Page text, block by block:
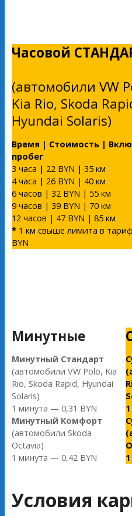
Часовой
(автомобили VW
Kia Rio, Skoda
Hyundai Solaris)
Время | Стоимость |
пробег
3 часа | 22 BYN | 35 км
4 часа | 26 BYN | 40 км
6 часов | 32 BYN | 55 км
9 часов | 39 BYN | 70 км
12 часов | 47 BYN | 85 км
* 1 км свыше лимита в
BYN
Минутные
Минутный Стандарт
(автомобили VW Polo, Kia
Rio, Skoda Rapid, Hyundai
Solaris)
1 минута — 0,31 BYN
Минутный Комфорт
(автомобили Skoda
Octavia)
1 минута — 0,42 BYN
Условия